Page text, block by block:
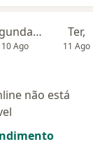
Segunda-feira
10 Ago
Ter,
11 Ago
não está